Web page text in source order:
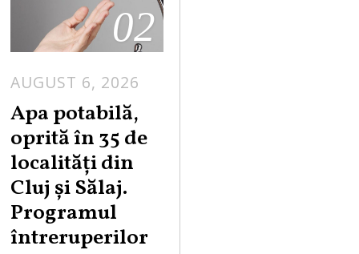
02
AUGUST 6, 2026
Apa potabilă,
oprită în 35 de
localități din
Cluj și Sălaj.
Programul
întreruperilor